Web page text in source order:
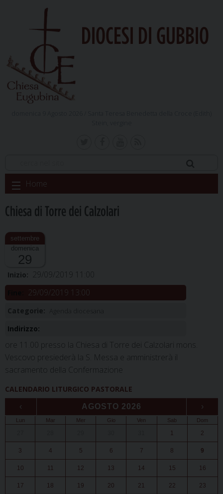
DIOCESI DI GUBBIO
Skip
to
Home
Chiesa di Torre dei Calzolari
domenica
29
Inizio: 29/09/2019 11:00
29/09/2019 13:00
Categorie:
Indirizzo:
ore 11.00 presso la Chiesa di Torre dei Calzolari mons.
Vescovo presiederà la S. Messa e amministrerà il
sacramento della Confermazione
CALENDARIO LITURGICO PASTORALE
‹ AGOSTO 2026 ›
Lun Mar Mer Gio Ven Sab Dom
1 2
3 4 5 6 7 8 9
10 11 12 13 14 15 16
17 18 19 20 21 22 23